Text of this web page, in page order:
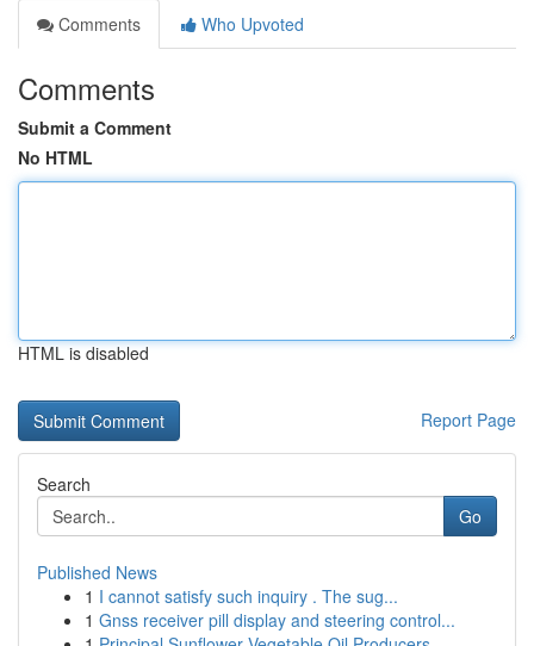
Comments
Who Upvoted
Comments
Submit a Comment
No HTML
HTML is disabled
Report Page
Search
Go
Published News
1 I cannot satisfy such inquiry . The sug...
1 Gnss receiver pill display and steering control...